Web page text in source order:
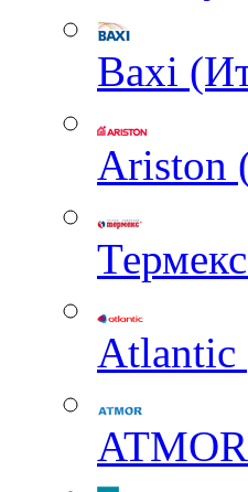
Baxi
Ariston
Atlantic